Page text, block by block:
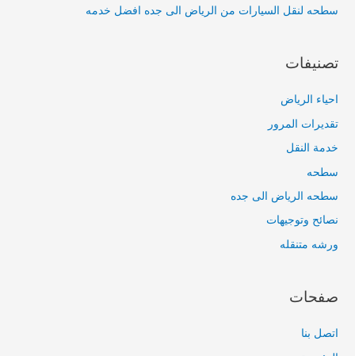
سطحه لنقل السيارات من الرياض الى جده افضل خدمه
تصنيفات
احياء الرياض
تقديرات المرور
خدمة النقل
سطحه
سطحه الرياض الى جده
نصائح وتوجيهات
ورشه متنقله
صفحات
اتصل بنا